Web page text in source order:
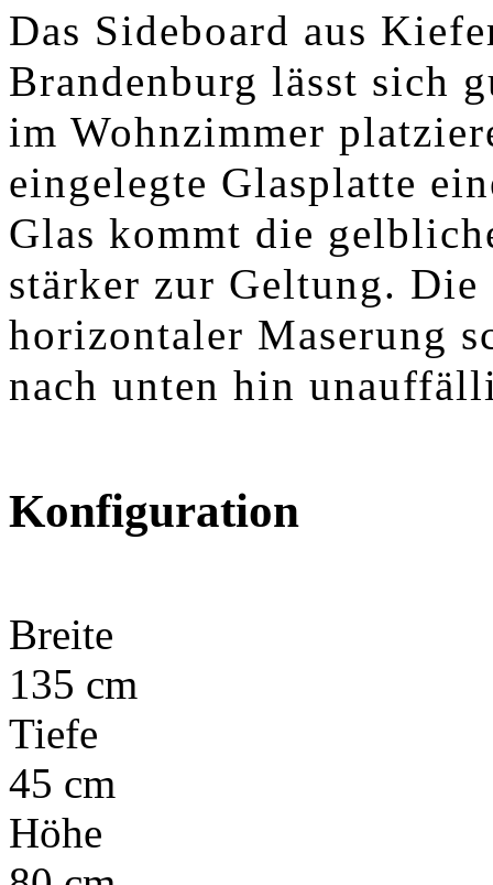
Das Sideboard aus
Brandenburg lässt sich
im Wohnzimmer
eingelegte Glasplatte
Glas kommt die
stärker zur Geltung.
horizontaler Maserung
nach unten hin
Konfiguration
Breite
135 cm
Tiefe
45 cm
Höhe